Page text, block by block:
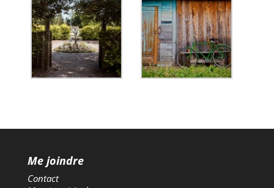
Me joindre
Contact